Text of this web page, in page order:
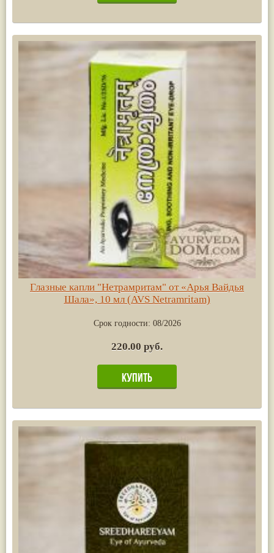
Глазные капли "Нетрамритам" от «Арья Вайдья
Шала», 10 мл (AVS Netramritam)
Срок годности: 08/2026
220.00 руб.